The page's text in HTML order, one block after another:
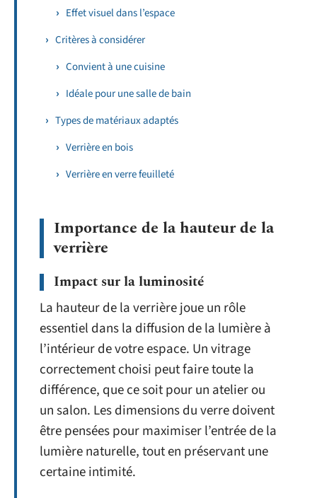
Effet visuel dans l’espace
Critères à considérer
Convient à une cuisine
Idéale pour une salle de bain
Types de matériaux adaptés
Verrière en bois
Verrière en verre feuilleté
Importance de la hauteur de la
verrière
Impact sur la luminosité
La hauteur de la verrière joue un rôle
essentiel dans la diffusion de la lumière à
l’intérieur de votre espace. Un vitrage
correctement choisi peut faire toute la
différence, que ce soit pour un atelier ou
un salon. Les dimensions du verre doivent
être pensées pour maximiser l’entrée de la
lumière naturelle, tout en préservant une
certaine intimité.